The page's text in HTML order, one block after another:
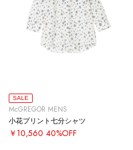
SALE
McGREGOR MENS
小花プリント七分シャツ
￥10,560 40%OFF